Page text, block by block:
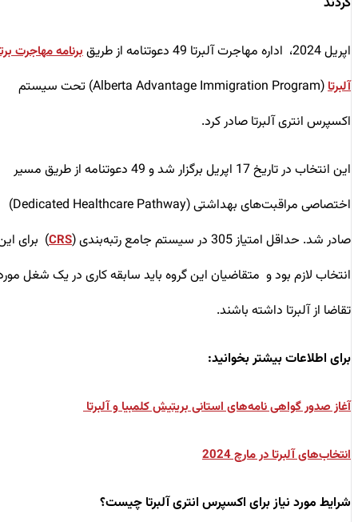
اپریل 2024، اداره مهاجرت آلبرتا 49 دعوتنامه از طریق
برنامه مهاجرت برتر
آلبرتا
(Alberta Advantage Immigration Program) تحت سیستم
اکسپرس انتری آلبرتا صادر کرد.
این انتخاب در تاریخ 17 اپریل برگزار شد و 49 دعوتنامه‌‌ از طریق مسیر
اختصاصی مراقبت‌های بهداشتی (Dedicated Healthcare Pathway)
صادر شد. حداقل امتیاز 305 در سیستم جامع رتبه‌بندی (
CRS) برای این
انتخاب لازم بود و متقاضیان این گروه باید سابقه کاری در یک شغل مورد
تقاضا از آلبرتا داشته باشند.
برای اطلاعات بیشتر بخوانید:
آغاز صدور گواهی نامه‌های استانی بریتیش کلمبیا و آلبرتا
انتخاب‌های آلبرتا در مارچ 2024
شرایط مورد نیاز برای اکسپرس انتری آلبرتا چیست؟